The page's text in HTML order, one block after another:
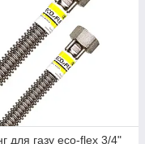
для газу eco-flex 3/4"